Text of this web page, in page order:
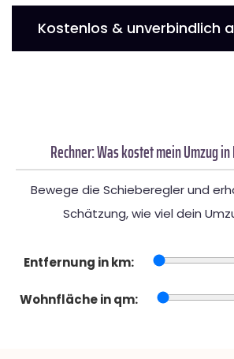
Kostenlos & unverbindlich
Rechner: Was kostet mein Umzug
Bewege die Schieberegler und
Schätzung, wie viel dein
Entfernung in km:
Wohnfläche in qm: